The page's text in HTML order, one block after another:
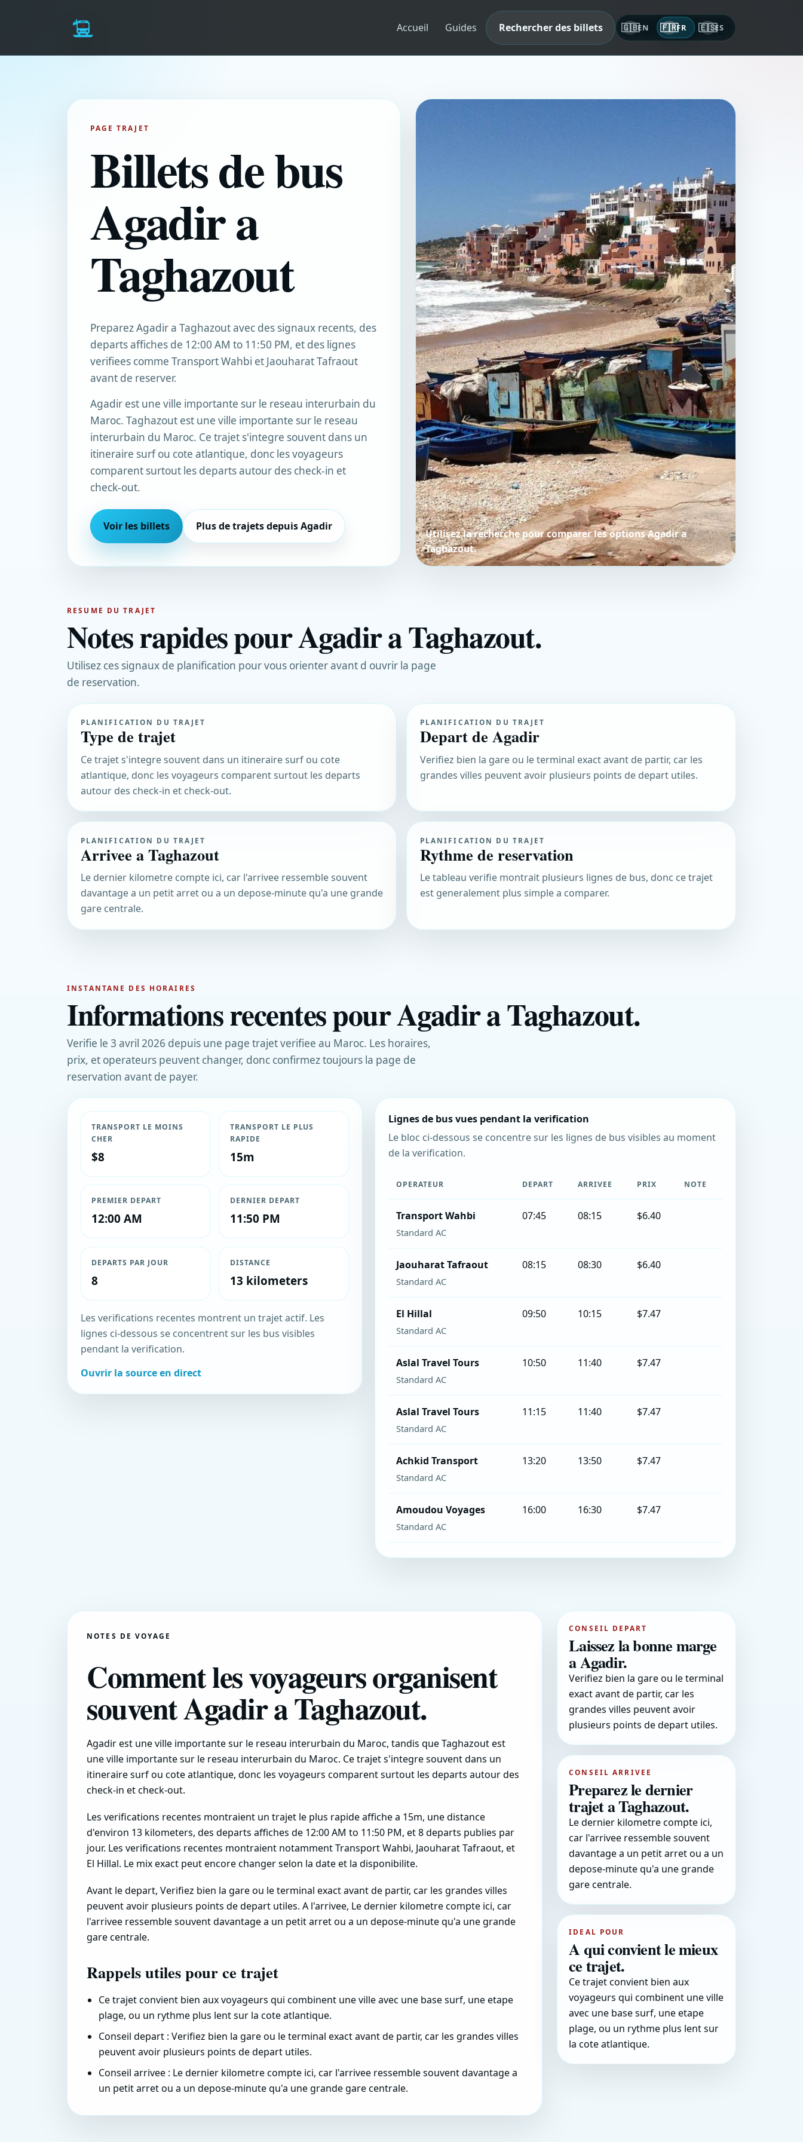
Accueil Guides Rechercher des billets 🇬🇧EN 🇫🇷FR 🇪🇸ES
PAGE TRAJET
Billets de bus
Agadir a
Taghazout
Preparez Agadir a Taghazout avec des signaux recents, des
departs affiches de 12:00 AM to 11:50 PM, et des lignes
verifiees comme Transport Wahbi et Jaouharat Tafraout
avant de reserver.
Agadir est une ville importante sur le reseau interurbain du
Maroc. Taghazout est une ville importante sur le reseau
interurbain du Maroc. Ce trajet s'integre souvent dans un
itineraire surf ou cote atlantique, donc les voyageurs
comparent surtout les departs autour des check-in et
check-out.
Voir les billets Plus de trajets depuis Agadir
Utilisez la recherche pour comparer les options Agadir a
Taghazout.
RESUME DU TRAJET
Notes rapides pour Agadir a Taghazout.
Utilisez ces signaux de planification pour vous orienter avant d ouvrir la page
de reservation.
PLANIFICATION DU TRAJET
Type de trajet
Ce trajet s'integre souvent dans un itineraire surf ou cote
atlantique, donc les voyageurs comparent surtout les departs
autour des check-in et check-out.
PLANIFICATION DU TRAJET
Depart de Agadir
Verifiez bien la gare ou le terminal exact avant de partir, car les
grandes villes peuvent avoir plusieurs points de depart utiles.
PLANIFICATION DU TRAJET
Arrivee a Taghazout
Le dernier kilometre compte ici, car l'arrivee ressemble souvent
davantage a un petit arret ou a un depose-minute qu'a une grande
gare centrale.
PLANIFICATION DU TRAJET
Rythme de reservation
Le tableau verifie montrait plusieurs lignes de bus, donc ce trajet
est generalement plus simple a comparer.
INSTANTANE DES HORAIRES
Informations recentes pour Agadir a Taghazout.
Verifie le 3 avril 2026 depuis une page trajet verifiee au Maroc. Les horaires,
prix, et operateurs peuvent changer, donc confirmez toujours la page de
reservation avant de payer.
TRANSPORT LE MOINS
CHER
$8
TRANSPORT LE PLUS
RAPIDE
15m
PREMIER DEPART
12:00 AM
DERNIER DEPART
11:50 PM
DEPARTS PAR JOUR
8
DISTANCE
13 kilometers
Les verifications recentes montrent un trajet actif. Les
lignes ci-dessous se concentrent sur les bus visibles
pendant la verification.
Ouvrir la source en direct
Lignes de bus vues pendant la verification
Le bloc ci-dessous se concentre sur les lignes de bus visibles au moment
de la verification.
OPERATEUR DEPART ARRIVEE PRIX NOTE
Transport Wahbi
Standard AC
07:45 08:15 $6.40
Jaouharat Tafraout
Standard AC
08:15 08:30 $6.40
El Hillal
Standard AC
09:50 10:15 $7.47
Aslal Travel Tours
Standard AC
10:50 11:40 $7.47
Aslal Travel Tours
Standard AC
11:15 11:40 $7.47
Achkid Transport
Standard AC
13:20 13:50 $7.47
Amoudou Voyages
Standard AC
16:00 16:30 $7.47
NOTES DE VOYAGE
Comment les voyageurs organisent
souvent Agadir a Taghazout.
Agadir est une ville importante sur le reseau interurbain du Maroc, tandis que Taghazout est
une ville importante sur le reseau interurbain du Maroc. Ce trajet s'integre souvent dans un
itineraire surf ou cote atlantique, donc les voyageurs comparent surtout les departs autour des
check-in et check-out.
Les verifications recentes montraient un trajet le plus rapide affiche a 15m, une distance
d'environ 13 kilometers, des departs affiches de 12:00 AM to 11:50 PM, et 8 departs publies par
jour. Les verifications recentes montraient notamment Transport Wahbi, Jaouharat Tafraout, et
El Hillal. Le mix exact peut encore changer selon la date et la disponibilite.
Avant le depart, Verifiez bien la gare ou le terminal exact avant de partir, car les grandes villes
peuvent avoir plusieurs points de depart utiles. A l'arrivee, Le dernier kilometre compte ici, car
l'arrivee ressemble souvent davantage a un petit arret ou a un depose-minute qu'a une grande
gare centrale.
Rappels utiles pour ce trajet
Ce trajet convient bien aux voyageurs qui combinent une ville avec une base surf, une etape
plage, ou un rythme plus lent sur la cote atlantique.
Conseil depart : Verifiez bien la gare ou le terminal exact avant de partir, car les grandes villes
peuvent avoir plusieurs points de depart utiles.
Conseil arrivee : Le dernier kilometre compte ici, car l'arrivee ressemble souvent davantage a
un petit arret ou a un depose-minute qu'a une grande gare centrale.
CONSEIL DEPART
Laissez la bonne marge
a Agadir.
Verifiez bien la gare ou le terminal
exact avant de partir, car les
grandes villes peuvent avoir
plusieurs points de depart utiles.
CONSEIL ARRIVEE
Preparez le dernier
trajet a Taghazout.
Le dernier kilometre compte ici,
car l'arrivee ressemble souvent
davantage a un petit arret ou a un
depose-minute qu'a une grande
gare centrale.
IDEAL POUR
A qui convient le mieux
ce trajet.
Ce trajet convient bien aux
voyageurs qui combinent une ville
avec une base surf, une etape
plage, ou un rythme plus lent sur
la cote atlantique.